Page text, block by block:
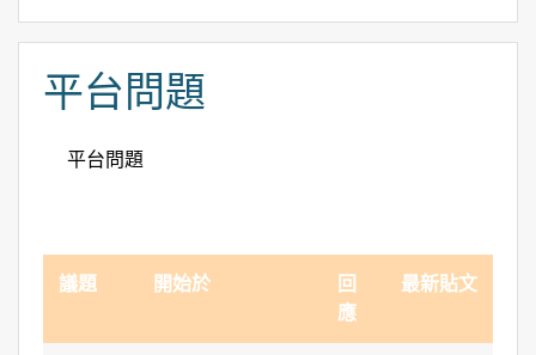
平台問題
平台問題
議題 開始於
回
應
最新貼文